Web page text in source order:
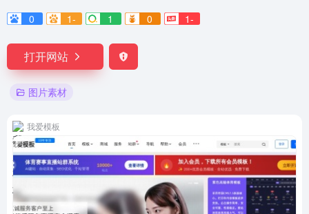
0
1- 1 0 1-
打开网站
图片素材
我爱模板